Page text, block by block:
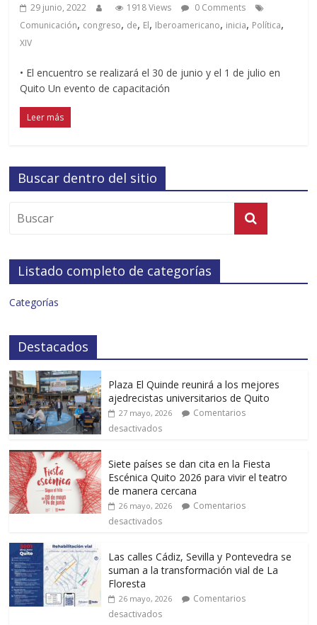
29 junio, 2022 1918 Views
0 Comments
Comunicación, congreso, de, El, Iberoamericano, inicia, Política,
XIV
• El encuentro se realizará el 30 de junio y el 1 de julio en
Quito Un evento de capacitación
Leer más
Buscar dentro del sitio
Listado completo de categorías
Categorías
Destacados
Plaza El Quinde reunirá a los mejores
ajedrecistas universitarios de Quito
27 mayo, 2026
Comentarios
desactivados
Siete países se dan cita en la Fiesta
Escénica Quito 2026 para vivir el teatro
de manera cercana
26 mayo, 2026
Comentarios
desactivados
Las calles Cádiz, Sevilla y Pontevedra se
suman a la transformación vial de La
Floresta
26 mayo, 2026
Comentarios
desactivados